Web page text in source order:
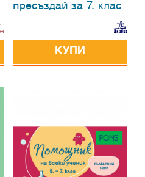
пресъздай за 7. клас
КУПИ